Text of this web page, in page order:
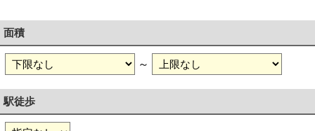
面積
～
駅徒歩